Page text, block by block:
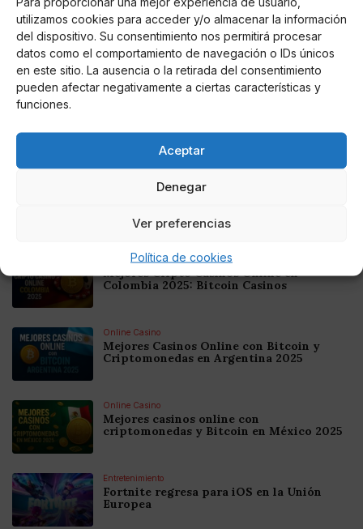
utilizamos cookies para acceder y/o almacenar la información
del dispositivo. Su consentimiento nos permitirá procesar
datos como el comportamiento de navegación o IDs únicos
en este sitio. La ausencia o la retirada del consentimiento
pueden afectar negativamente a ciertas características y
funciones.
Aceptar
Denegar
Ver preferencias
Política de cookies
Salat, el Premio Reina Sofía de Composición Musical
busca estimular la creación de obras para orquesta
sinfónica y sus diferentes modalidades.
AUTOR
Miguel P. Montes
Noticias relacionadas
Online Casino
Mejores Cripto Casinos Online en
Colombia 2025: Bitcoin Casinos
Online Casino
Mejores Casinos Online con Bitcoin y
Criptomonedas en Argentina 2025
Online Casino
Mejores casinos online con
criptomonedas y Bitcoin en México 2025
Entretenimiento
Fortnite regresa para iOS en la Unión
Europea